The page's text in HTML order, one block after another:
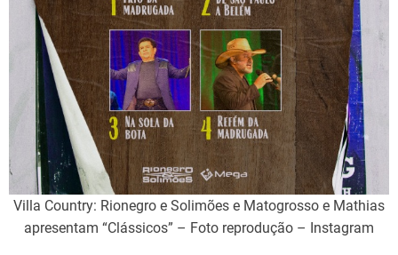
Villa Country: Rionegro e Solimões e Matogrosso e Mathias
apresentam “Clássicos” – Foto reprodução – Instagram